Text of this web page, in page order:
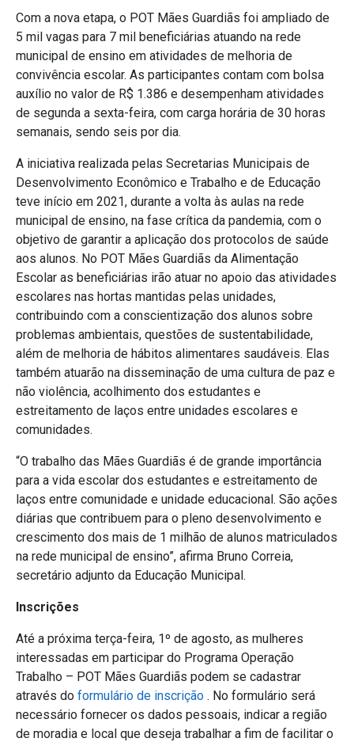
Com a nova etapa, o POT Mães Guardiãs foi ampliado de
5 mil vagas para 7 mil beneficiárias atuando na rede
municipal de ensino em atividades de melhoria de
convivência escolar. As participantes contam com bolsa
auxílio no valor de R$ 1.386 e desempenham atividades
de segunda a sexta-feira, com carga horária de 30 horas
semanais, sendo seis por dia.
A iniciativa realizada pelas Secretarias Municipais de
Desenvolvimento Econômico e Trabalho e de Educação
teve início em 2021, durante a volta às aulas na rede
municipal de ensino, na fase crítica da pandemia, com o
objetivo de garantir a aplicação dos protocolos de saúde
aos alunos. No POT Mães Guardiãs da Alimentação
Escolar as beneficiárias irão atuar no apoio das atividades
escolares nas hortas mantidas pelas unidades,
contribuindo com a conscientização dos alunos sobre
problemas ambientais, questões de sustentabilidade,
além de melhoria de hábitos alimentares saudáveis. Elas
também atuarão na disseminação de uma cultura de paz e
não violência, acolhimento dos estudantes e
estreitamento de laços entre unidades escolares e
comunidades.
“O trabalho das Mães Guardiãs é de grande importância
para a vida escolar dos estudantes e estreitamento de
laços entre comunidade e unidade educacional. São ações
diárias que contribuem para o pleno desenvolvimento e
crescimento dos mais de 1 milhão de alunos matriculados
na rede municipal de ensino”, afirma Bruno Correia,
secretário adjunto da Educação Municipal.
Inscrições
Até a próxima terça-feira, 1º de agosto, as mulheres
interessadas em participar do Programa Operação
Trabalho – POT Mães Guardiãs podem se cadastrar
através do formulário de inscrição . No formulário será
necessário fornecer os dados pessoais, indicar a região
de moradia e local que deseja trabalhar a fim de facilitar o